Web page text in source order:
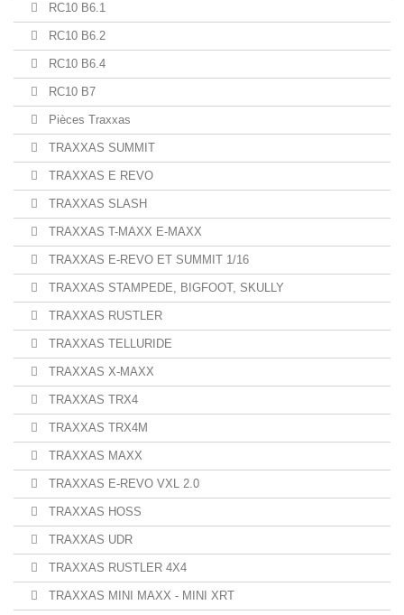
RC10 B6.1
RC10 B6.2
RC10 B6.4
RC10 B7
Pièces Traxxas
TRAXXAS SUMMIT
TRAXXAS E REVO
TRAXXAS SLASH
TRAXXAS T-MAXX E-MAXX
TRAXXAS E-REVO ET SUMMIT 1/16
TRAXXAS STAMPEDE, BIGFOOT, SKULLY
TRAXXAS RUSTLER
TRAXXAS TELLURIDE
TRAXXAS X-MAXX
TRAXXAS TRX4
TRAXXAS TRX4M
TRAXXAS MAXX
TRAXXAS E-REVO VXL 2.0
TRAXXAS HOSS
TRAXXAS UDR
TRAXXAS RUSTLER 4X4
TRAXXAS MINI MAXX - MINI XRT